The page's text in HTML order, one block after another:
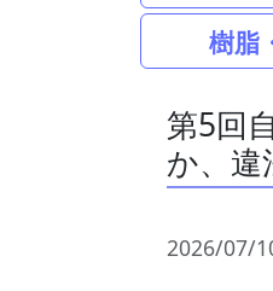
樹脂
第5回
か、違
2026/07/